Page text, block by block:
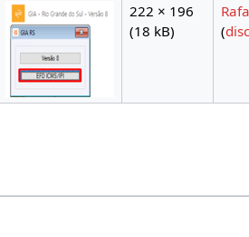
222 × 196
(18 kB)
(